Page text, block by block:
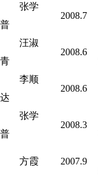
张学
普
2008.7
汪淑
青
2008.6
李顺
达
2008.6
张学
普
2008.3
方霞 2007.9